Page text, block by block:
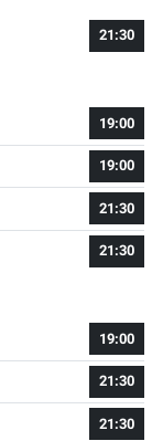
21:30
19:00
19:00
21:30
21:30
19:00
21:30
21:30